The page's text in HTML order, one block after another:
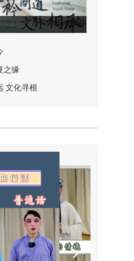
之缘
文化寻根